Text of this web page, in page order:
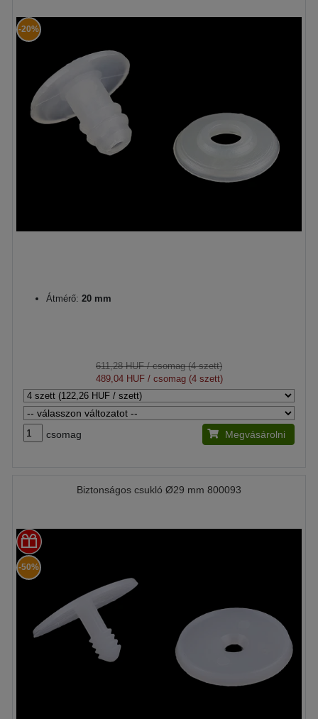
-20%
Átmérő: 20 mm
611,28 HUF/ csomag (4 szett)
489,04 HUF/ csomag (4 szett)
csomag Megvásárolni
Biztonságos csukló Ø29 mm 800093
-50%